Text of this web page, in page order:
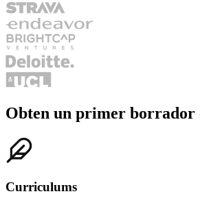
Obten un primer borrador
Curriculums